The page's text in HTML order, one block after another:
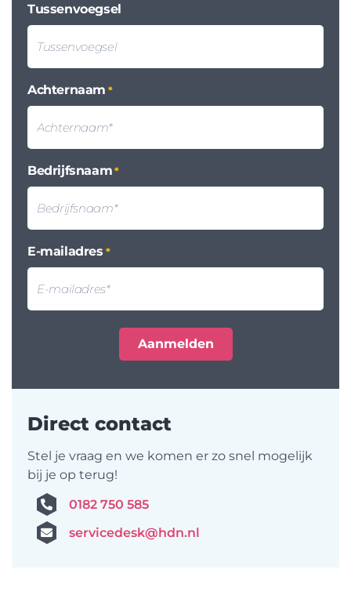
Tussenvoegsel
Achternaam *
Bedrijfsnaam *
E-mailadres *
Direct contact
Stel je vraag en we komen er zo snel mogelijk
bij je op terug!
0182 750 585
servicedesk@hdn.nl